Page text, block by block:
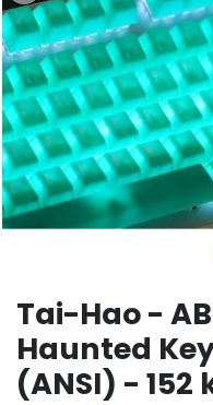
Tai-Hao -
Haunted
(ANSI) - 152